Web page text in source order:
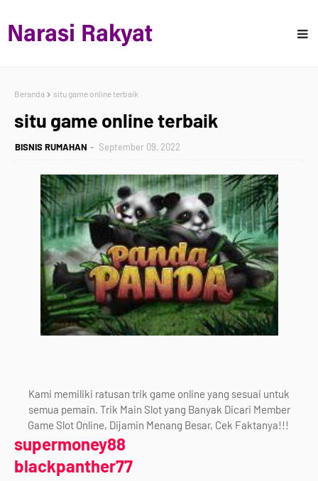
Beranda situ game online terbaik
situ game online terbaik
BISNIS RUMAHAN September 09, 2022
Kami memiliki ratusan trik game online yang sesuai untuk
semua pemain. Trik Main Slot yang Banyak Dicari Member
Game Slot Online, Dijamin Menang Besar, Cek Faktanya!!!
supermoney88
blackpanther77